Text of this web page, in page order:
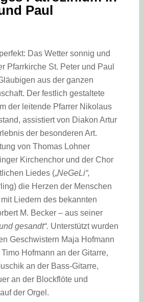
Paul
Das Wetter sonnig und
Pfarrkirche St. Peter und Paul
aus der ganzen
Der festlich gestaltete
der leitende Pfarrer Nikolaus
assistiert von Diakon Artur
der besonderen Art.
von Thomas Lohner
Kirchenchor und der Chor
Liedes („NeGeLi“,
die Herzen der Menschen
Liedern des bekannten
M. Becker – aus seiner
gesandt“. Unterstützt wurden
Geschwistern Maja Hofmann
Hofmann an der Gitarre,
an der Bass-Gitarre,
an der Blockflöte und
der Orgel.